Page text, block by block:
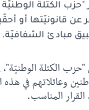
"حزب الكتلة
عن قانونيّتها أو
مبادئ الشفافيّة.
"حزب الكتلة
وعائلاتهم في
القرار المناسب.